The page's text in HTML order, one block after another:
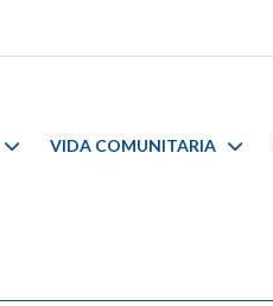
VIDA COMUNITARIA